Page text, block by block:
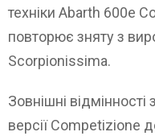
техніки Abarth 600e
повторює зняту з
Scorpionissima.
Зовнішні
версії Competizione